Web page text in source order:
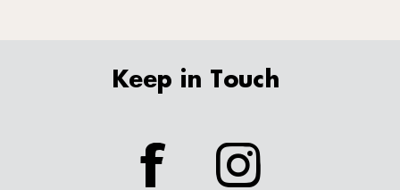
Keep in Touch
facebook